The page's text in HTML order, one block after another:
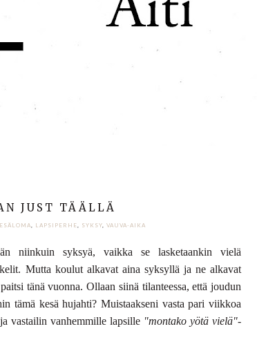
JUST TÄÄLLÄ
, LAPSIPERHE, SYKSY, VAUVA-AIKA
niinkuin syksyä, vaikka se lasketaankin vielä
Mutta koulut alkavat aina syksyllä ja ne alkavat
tänä vuonna. Ollaan siinä tilanteessa, että joudun
tämä kesä hujahti? Muistaakseni vasta pari viikkoa
vastailin vanhemmille lapsille "montako yötä vielä"-